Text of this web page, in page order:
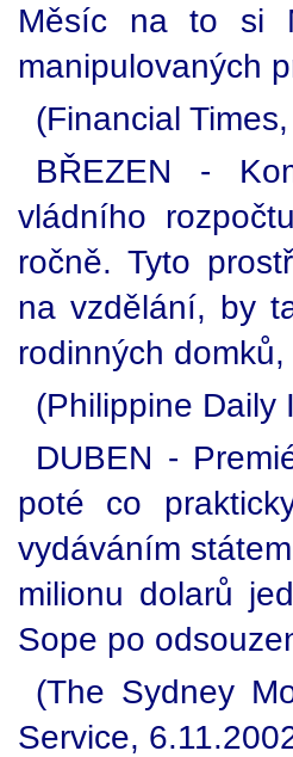
Měsíc na to si
manipulovaných
(Financial
BŘEZEN -
vládního
ročně. Tyto
na vzdělání, by
rodinných
(Philippine Daily
DUBEN -
poté co
vydáváním
milionu dolarů
Sope po
(The Sydney
Service,